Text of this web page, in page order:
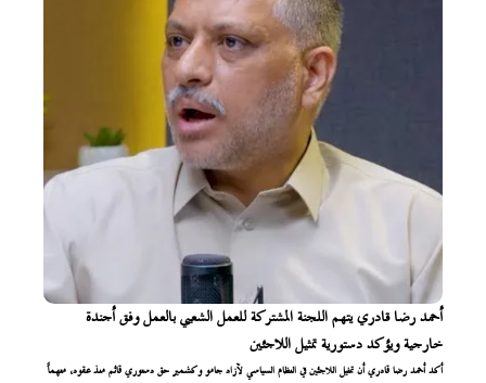
أحمد رضا قادري يتهم اللجنة المشتركة للعمل الشعبي بالعمل وفق أجندة
خارجية ويؤكد دستورية تمثيل اللاجئين
أكد أحمد رضا قادري أن تمثيل اللاجئين في النظام السياسي لآزاد جامو وكشمير حق دستوري قائم منذ عقود، متهماً